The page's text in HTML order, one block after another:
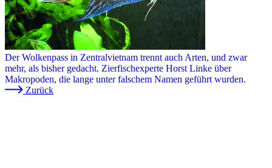
Der Wolkenpass in Zentralvietnam trennt auch Arten, und zwar
mehr, als bisher gedacht. Zierfischexperte Horst Linke über
Makropoden, die lange unter falschem Namen geführt wurden.
Zurück